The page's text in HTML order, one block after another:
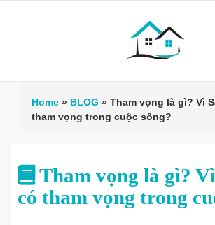
Home » BLOG » Tham vọng là gì? Vì
tham vọng trong cuộc sống?
Tham vọng là gì?
có tham vọng trong